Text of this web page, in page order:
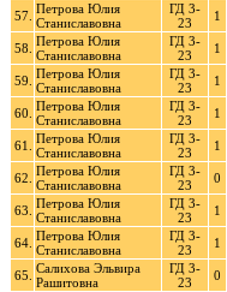
57. Петрова Юлия
Станиславовна
ГД 3-
23
1
58. Петрова Юлия
Станиславовна
ГД 3-
23
1
59. Петрова Юлия
Станиславовна
ГД 3-
23
1
60. Петрова Юлия
Станиславовна
ГД 3-
23
1
61.
Петрова Юлия
Станиславовна
ГД 3-
23
1
62. Петрова Юлия
Станиславовна
ГД 3-
23
0
63. Петрова Юлия
Станиславовна
ГД 3-
23
1
64. Петрова Юлия
Станиславовна
ГД 3-
23
1
65. Салихова Эльвира
Рашитовна
ГД 3-
23
0